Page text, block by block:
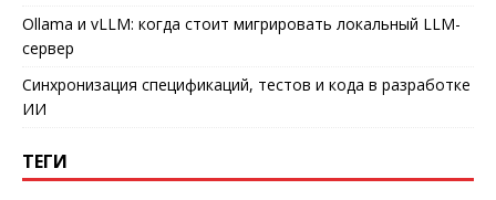
Ollama и vLLM: когда стоит мигрировать локальный LLM-
сервер
Синхронизация спецификаций, тестов и кода в разработке
ИИ
ТЕГИ